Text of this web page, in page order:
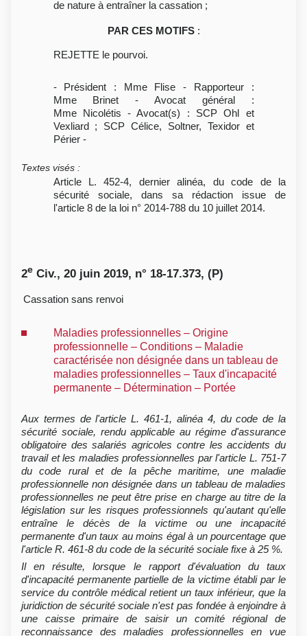
de nature à entraîner la cassation ;
PAR CES MOTIFS:
REJETTE le pourvoi.
- Président : Mme Flise - Rapporteur :
Mme Brinet - Avocat général :
Mme Nicolétis - Avocat(s) : SCP Ohl et
Vexliard ; SCP Célice, Soltner, Texidor et
Périer -
Textes visés :
Article L. 452-4, dernier alinéa, du code de la
sécurité sociale, dans sa rédaction issue de
l'article 8 de la loi n° 2014-788 du 10 juillet 2014.
2e Civ., 20 juin 2019, n° 18-17.373, (P)
Cassation sans renvoi
Maladies professionnelles – Origine
professionnelle – Conditions – Maladie
caractérisée non désignée dans un tableau de
maladies professionnelles – Taux d'incapacité
permanente – Détermination – Portée
Aux termes de l'article L. 461-1, alinéa 4, du code de la
sécurité sociale, rendu applicable au régime d'assurance
obligatoire des salariés agricoles contre les accidents du
travail et les maladies professionnelles par l'article L. 751-7
du code rural et de la pêche maritime, une maladie
professionnelle non désignée dans un tableau de maladies
professionnelles ne peut être prise en charge au titre de la
législation sur les risques professionnels qu'autant qu'elle
entraîne le décès de la victime ou une incapacité
permanente d'un taux au moins égal à un pourcentage que
l'article R. 461-8 du code de la sécurité sociale fixe à 25 %.
Il en résulte, lorsque le rapport d'évaluation du taux
d'incapacité permanente partielle de la victime établi par le
service du contrôle médical retient un taux inférieur, que la
juridiction de sécurité sociale n'est pas fondée à enjoindre à
une caisse primaire de saisir un comité régional de
reconnaissance des maladies professionnelles en vue